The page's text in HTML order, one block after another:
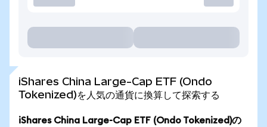
iShares China Large-Cap ETF (Ondo
Tokenized)を人気の通貨に換算して探索する
iShares China Large-Cap ETF (Ondo Tokenized)の